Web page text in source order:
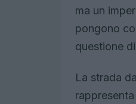
ma un
pongono
questione
La strada